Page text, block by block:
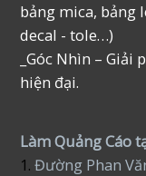
bảng mica, bảng
decal - tole…)
_Góc Nhìn –
hiện đại.
Làm Quảng Cáo
1.Đường Phan